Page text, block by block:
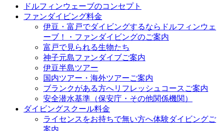
ドルフィンウェーブのコンセプト
ファンダイビング料金
伊豆・富戸でダイビングするならドルフィンウェ
ーブ！・ファンダイビングのご案内
富戸で見られる生物たち
神子元島ファンダイブご案内
伊豆半島ツアー
国内ツアー・海外ツアーご案内
ブランクがある方へリフレッシュコースご案内
安全潜水基準（保安庁・その他関係機関）
ダイビングスクール料金
ライセンスをお持ちで無い方へ体験ダイビングご
案内